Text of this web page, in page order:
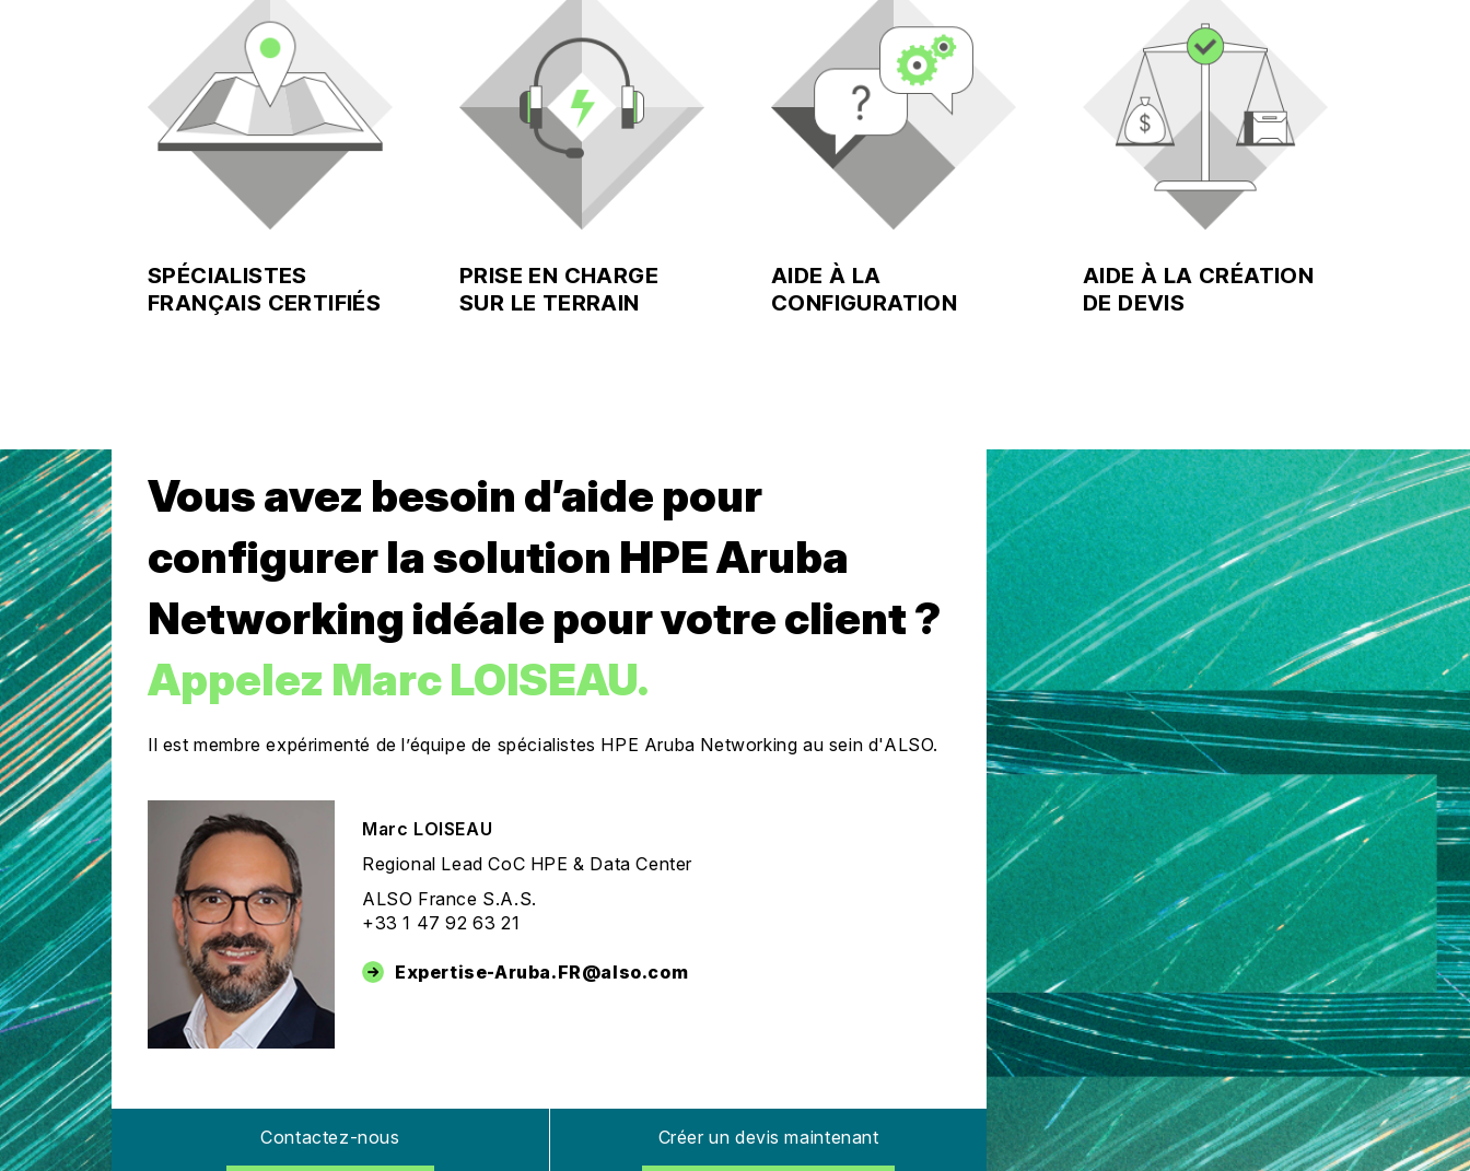
SPÉCIALISTES
FRANÇAIS CERTIFIÉS
PRISE EN CHARGE
SUR LE TERRAIN
AIDE À LA
CONFIGURATION
AIDE À LA CRÉATION
DE DEVIS
Vous avez besoin d’aide pour
configurer la solution HPE Aruba
Networking idéale pour votre client ?
Appelez Marc LOISEAU.
Il est membre expérimenté de l’équipe de spécialistes HPE Aruba Networking au sein d'ALSO.
Marc LOISEAU
Regional Lead CoC HPE & Data Center
ALSO France S.A.S.
+33 1 47 92 63 21
Expertise-Aruba.FR@also.com
Contactez-nous Créer un devis maintenant